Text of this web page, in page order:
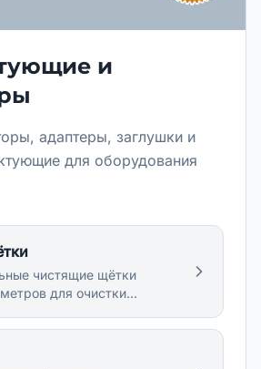
и
адаптеры, заглушки и
для оборудования
чистящие щётки
для очистки